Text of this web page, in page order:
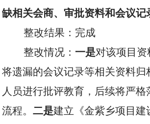
缺相关会商、审批资料和会议记
整改结果：完成
整改情况： 一是对该项目资
将遗漏的会议记录等相关资料归
人员进行批评教育，后续将严格
流程。二是建立《金紫乡项目建